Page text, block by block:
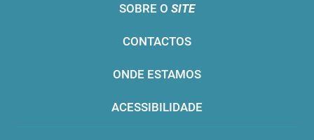
SOBRE O SITE
CONTACTOS
ONDE ESTAMOS
ACESSIBILIDADE